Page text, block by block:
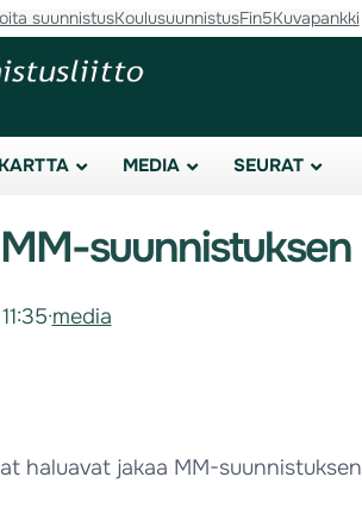
suunnistusKoulusuunnistusFin5Kuvapankki
KARTTA MEDIA SEURAT
·media
haluavat jakaa MM-